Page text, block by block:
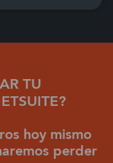
TU
hoy mismo
perder